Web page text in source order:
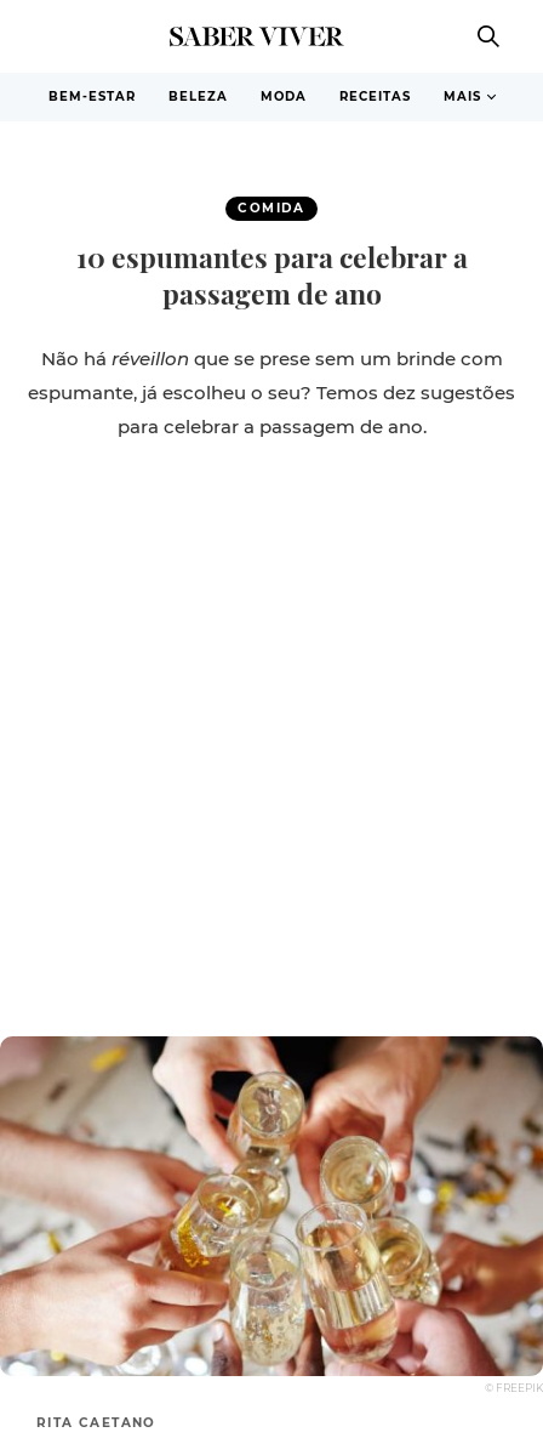
BEM-ESTAR BELEZA MODA RECEITAS MAIS
COMIDA
10 espumantes para celebrar a
passagem de ano
Não há réveillon que se prese sem um brinde com
espumante, já escolheu o seu? Temos dez sugestões
para celebrar a passagem de ano.
© FREEPIK
RITA CAETANO